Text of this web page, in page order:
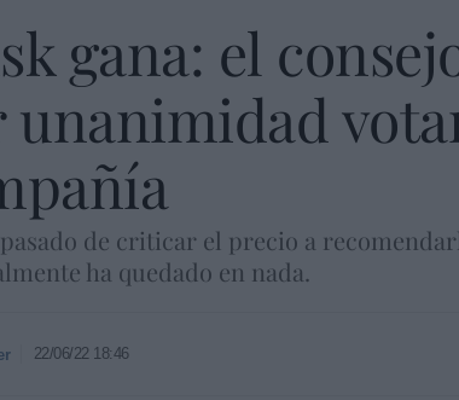
gana: el
de criticar el precio a
ha quedado en nada.
22/06/22 18:46